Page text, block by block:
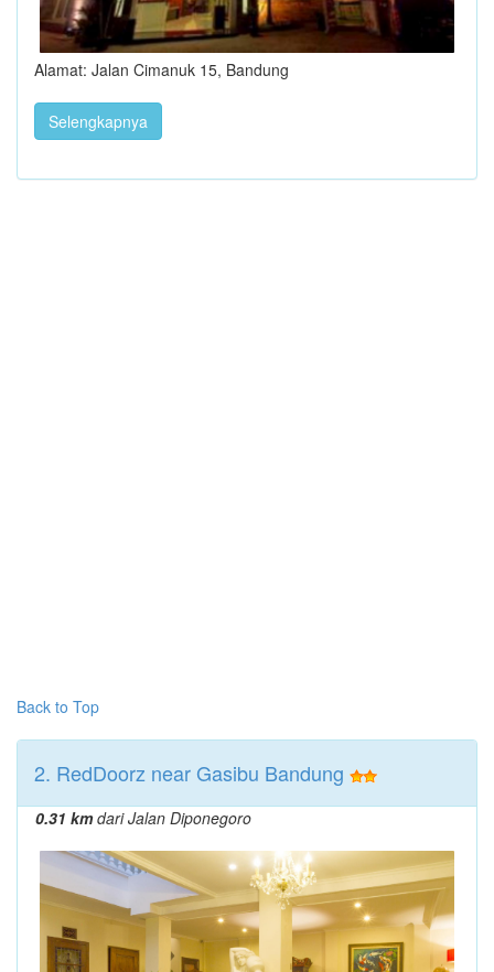
Alamat: Jalan Cimanuk 15, Bandung
Selengkapnya
Back to Top
2. RedDoorz near Gasibu Bandung
0.31 kmdari Jalan Diponegoro